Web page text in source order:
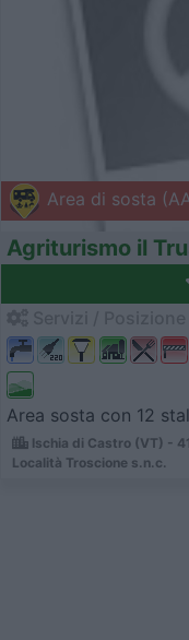
Area di sosta
Agriturismo il
Area sosta con 12
Ischia di Castro (VT) -
Località Troscione s.n.c.